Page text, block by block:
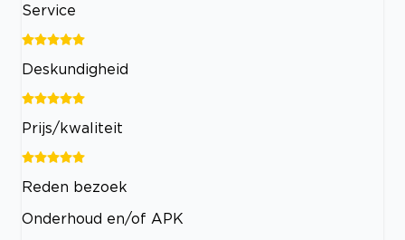
Service
Deskundigheid
Prijs/kwaliteit
Reden bezoek
Onderhoud en/of APK